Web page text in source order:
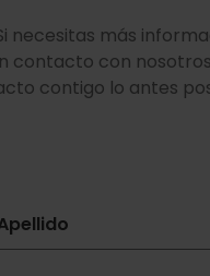
necesitas más
contacto con
contigo lo antes